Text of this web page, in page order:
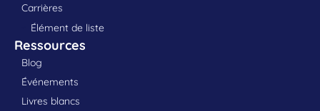
Carrières
Élément de liste
Ressources
Blog
Événements
Livres blancs